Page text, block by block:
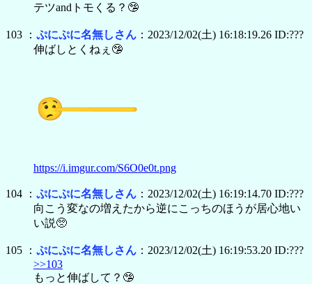
テツandトモくる？🤥
103 ： ぷにぷに名無しさん ：2023/12/02(土) 16:18:19.26 ID:???
伸ばしとくねぇ🤥
https://i.imgur.com/S6O0e0t.png
104 ： ぷにぷに名無しさん ：2023/12/02(土) 16:19:14.70 ID:???
向こう変なの増えたから逆にこっちのほうが居心地い
い説🥺
105 ： ぷにぷに名無しさん ：2023/12/02(土) 16:19:53.20 ID:???
>>103
もっと伸ばして？🤥